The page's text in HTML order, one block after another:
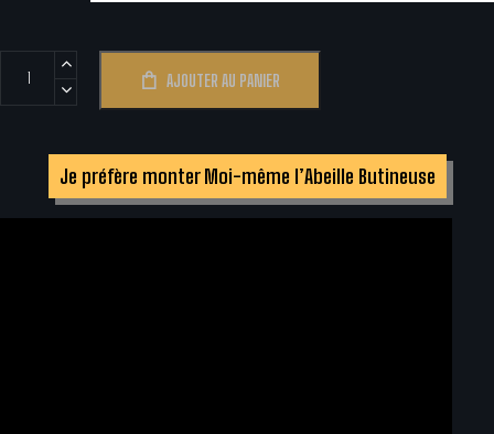
AJOUTER AU PANIER
Je préfère monter Moi-même l’Abeille Butineuse